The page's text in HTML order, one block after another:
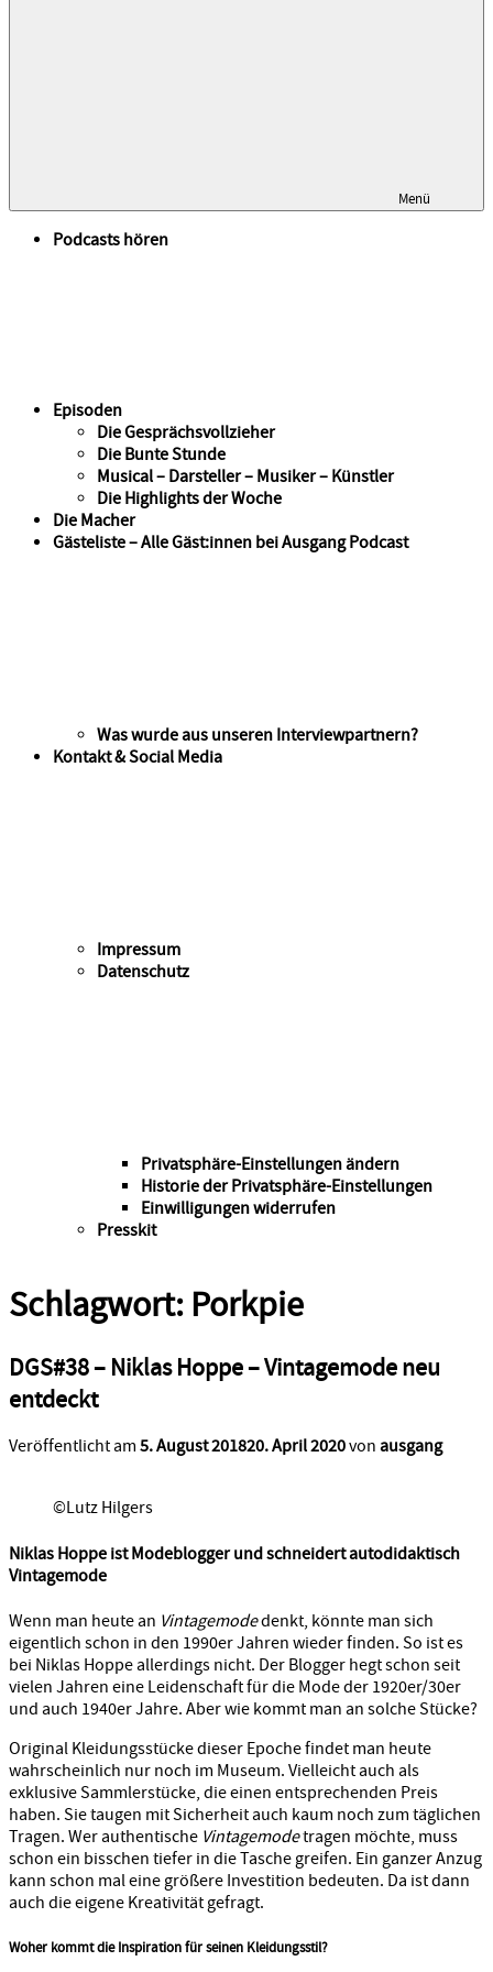
Menü
Podcasts hören
Episoden
Die Gesprächsvollzieher
Die Bunte Stunde
Musical – Darsteller – Musiker – Künstler
Die Highlights der Woche
Die Macher
Gästeliste – Alle Gäst:innen bei Ausgang Podcast
Was wurde aus unseren Interviewpartnern?
Kontakt & Social Media
Impressum
Datenschutz
Privatsphäre-Einstellungen ändern
Historie der Privatsphäre-Einstellungen
Einwilligungen widerrufen
Presskit
Schlagwort:Porkpie
DGS#38 – Niklas Hoppe – Vintagemode neu
entdeckt
Veröffentlicht am 5. August 201820. April 2020von ausgang
©Lutz Hilgers
Niklas Hoppe ist Modeblogger und schneidert autodidaktisch
Vintagemode
Wenn man heute an Vintagemodedenkt, könnte man sich
eigentlich schon in den 1990er Jahren wieder finden. So ist es
bei Niklas Hoppe allerdings nicht. Der Blogger hegt schon seit
vielen Jahren eine Leidenschaft für die Mode der 1920er/30er
und auch 1940er Jahre. Aber wie kommt man an solche Stücke?
Original Kleidungsstücke dieser Epoche findet man heute
wahrscheinlich nur noch im Museum. Vielleicht auch als
exklusive Sammlerstücke, die einen entsprechenden Preis
haben. Sie taugen mit Sicherheit auch kaum noch zum täglichen
Tragen. Wer authentische Vintagemodetragen möchte, muss
schon ein bisschen tiefer in die Tasche greifen. Ein ganzer Anzug
kann schon mal eine größere Investition bedeuten. Da ist dann
auch die eigene Kreativität gefragt.
Woher kommt die Inspiration für seinen Kleidungsstil?